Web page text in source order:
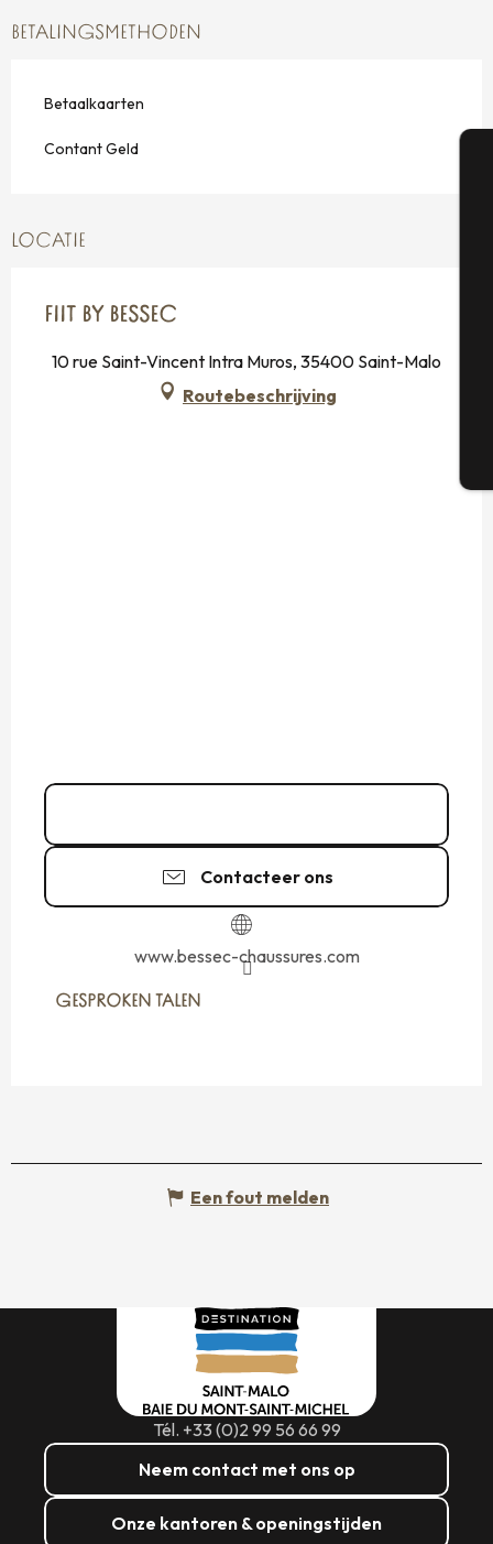
BETALINGSMETHODEN
Betaalkaarten
Contant Geld
LOCATIE
FIIT BY BESSEC
10 rue Saint-Vincent Intra Muros, 35400 Saint-Malo
Routebeschrijving
Contacteer ons
www.bessec-chaussures.com
GESPROKEN TALEN
GESPROKEN TALEN
Een fout melden
Tél. +33 (0)2 99 56 66 99
Neem contact met ons op
Onze kantoren & openingstijden